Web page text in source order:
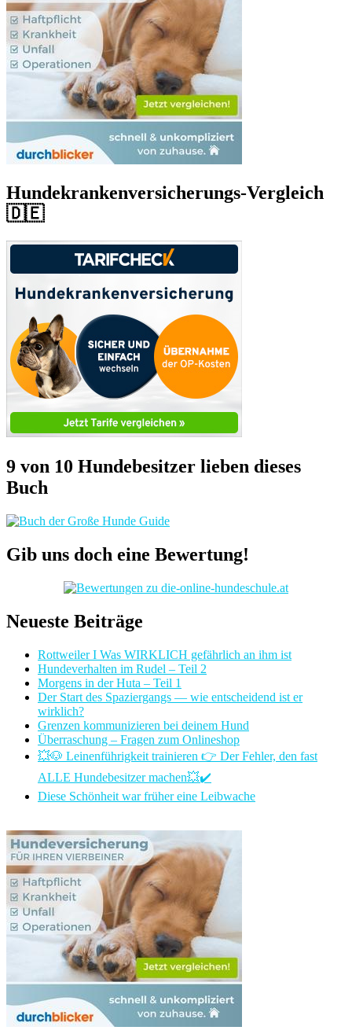
Hundekrankenversicherungs-Vergleich
🇩🇪
9 von 10 Hundebesitzer lieben dieses
Buch
Gib uns doch eine Bewertung!
Neueste Beiträge
Rottweiler I Was WIRKLICH gefährlich an ihm ist
Hundeverhalten im Rudel – Teil 2
Morgens in der Huta – Teil 1
Der Start des Spaziergangs — wie entscheidend ist er
wirklich?
Grenzen kommunizieren bei deinem Hund
Überraschung – Fragen zum Onlineshop
💥🐶 Leinenführigkeit trainieren 👉 Der Fehler, den fast
ALLE Hundebesitzer machen💥✔️
Diese Schönheit war früher eine Leibwache